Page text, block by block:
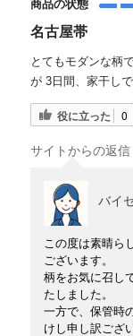
商品の状態
名古屋帯
とてもモダンな柄
が 3日間、家干し
役に立った 0
サイトからの返信
バイ
この度は素晴ら
ございます。
柄をお気に召し
たしました。
一方で、保管時
けし申し訳ござ